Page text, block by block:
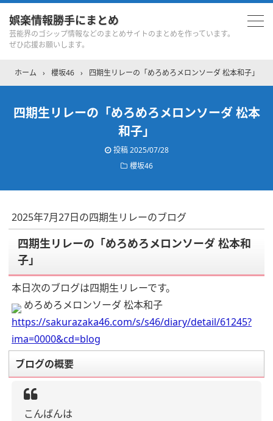
娯楽情報勝手にまとめ
芸能界のゴシップ情報などのまとめサイトのまとめを作っています。
ぜひ応援お願いします。
ホーム › 櫻坂46 › 四期生リレーの「めろめろメロンソーダ 松本和子」
四期生リレーの「めろめろメロンソーダ 松本
和子」
投稿2025/07/28
櫻坂46
2025年7月27日の四期生リレーのブログ
四期生リレーの「めろめろメロンソーダ 松本和
子」
本日次のブログは四期生リレーです。
めろめろメロンソーダ 松本和子
https://sakurazaka46.com/s/s46/diary/detail/61245?
ima=0000&cd=blog
ブログの概要
こんばんは